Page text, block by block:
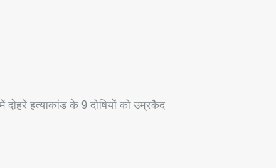
दोहरे हत्याकांड के 9 दोषियों को उम्रकैद